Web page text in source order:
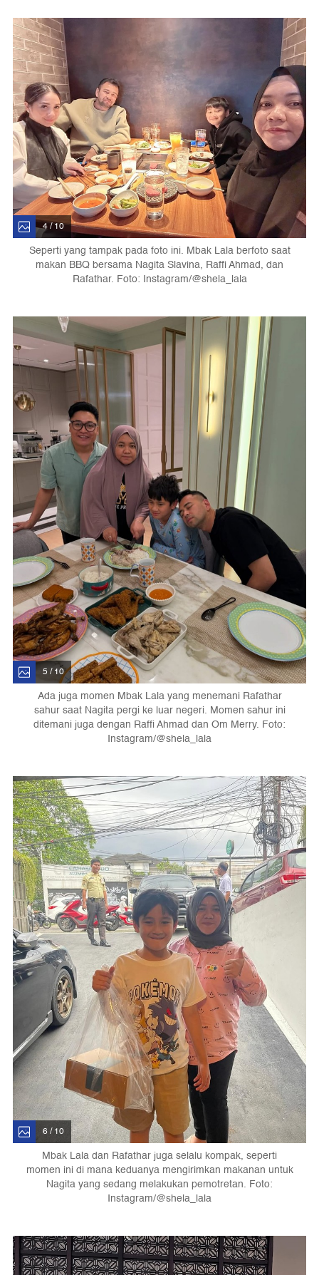
4 / 10
Seperti yang tampak pada foto ini. Mbak Lala berfoto saat
makan BBQ bersama Nagita Slavina, Raffi Ahmad, dan
Rafathar. Foto: Instagram/@shela_lala
5 / 10
Ada juga momen Mbak Lala yang menemani Rafathar
sahur saat Nagita pergi ke luar negeri. Momen sahur ini
ditemani juga dengan Raffi Ahmad dan Om Merry. Foto:
Instagram/@shela_lala
6 / 10
Mbak Lala dan Rafathar juga selalu kompak, seperti
momen ini di mana keduanya mengirimkan makanan untuk
Nagita yang sedang melakukan pemotretan. Foto:
Instagram/@shela_lala